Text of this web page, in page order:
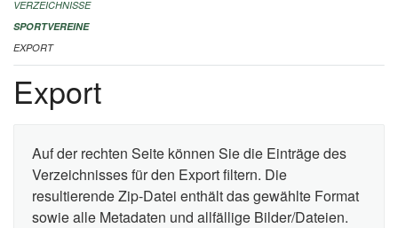
FINANZIELLE UNTERSTÜTZUNG BENÖTIGT?
KONTAKT
VERZEICHNISSE
SPORTVEREINE
EXPORT
Export
Auf der rechten Seite können Sie die Einträge des
Verzeichnisses für den Export filtern. Die
resultierende Zip-Datei enthält das gewählte Format
sowie alle Metadaten und allfällige Bilder/Dateien.